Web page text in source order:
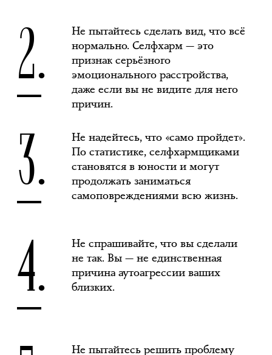
2.
Не пытайтесь сделать вид, что всё
нормально. Селфхарм — это
признак серьёзного
эмоционального расстройства,
даже если вы не видите для него
причин.
3.
Не надейтесь, что «само пройдет».
По статистике, селфхармщиками
становятся в юности и могут
продолжать заниматься
самоповреждениями всю жизнь.
4.
Не спрашивайте, что вы сделали
не так. Вы — не единственная
причина аутоагрессии ваших
близких.
Не пытайтесь решить проблему